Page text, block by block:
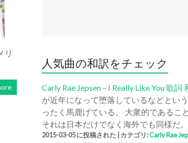
リ
人気曲の和訳をチェック
Carly Rae Jepsen – I Really Like You 歌詞
が近年になって堕落しているなどとい
ったく馬鹿げている。 大衆的であるこ
それは日本だけでなく海外でも同様だ。
2015-03-05 に投稿された カテゴリ:Carly Rae